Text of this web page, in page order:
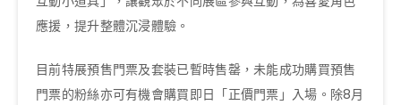
應援，提升整體沉浸體驗。
目前特展預售門票及套裝已暫時售罄，未能成功購買預售
門票的粉絲亦可有機會購買即日「正價門票」入場。除8月